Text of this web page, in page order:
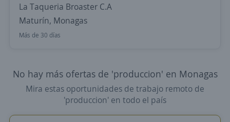
La Taqueria Broaster C.A
Maturín, Monagas
Más de 30 días
No hay más ofertas de 'produccion' en Monagas
Mira estas oportunidades de trabajo remoto de
'produccion' en todo el país